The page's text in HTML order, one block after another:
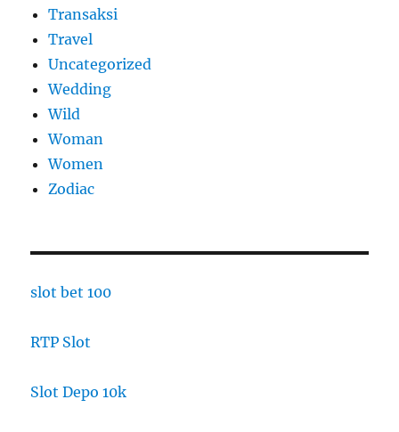
Transaksi
Travel
Uncategorized
Wedding
Wild
Woman
Women
Zodiac
slot bet 100
RTP Slot
Slot Depo 10k